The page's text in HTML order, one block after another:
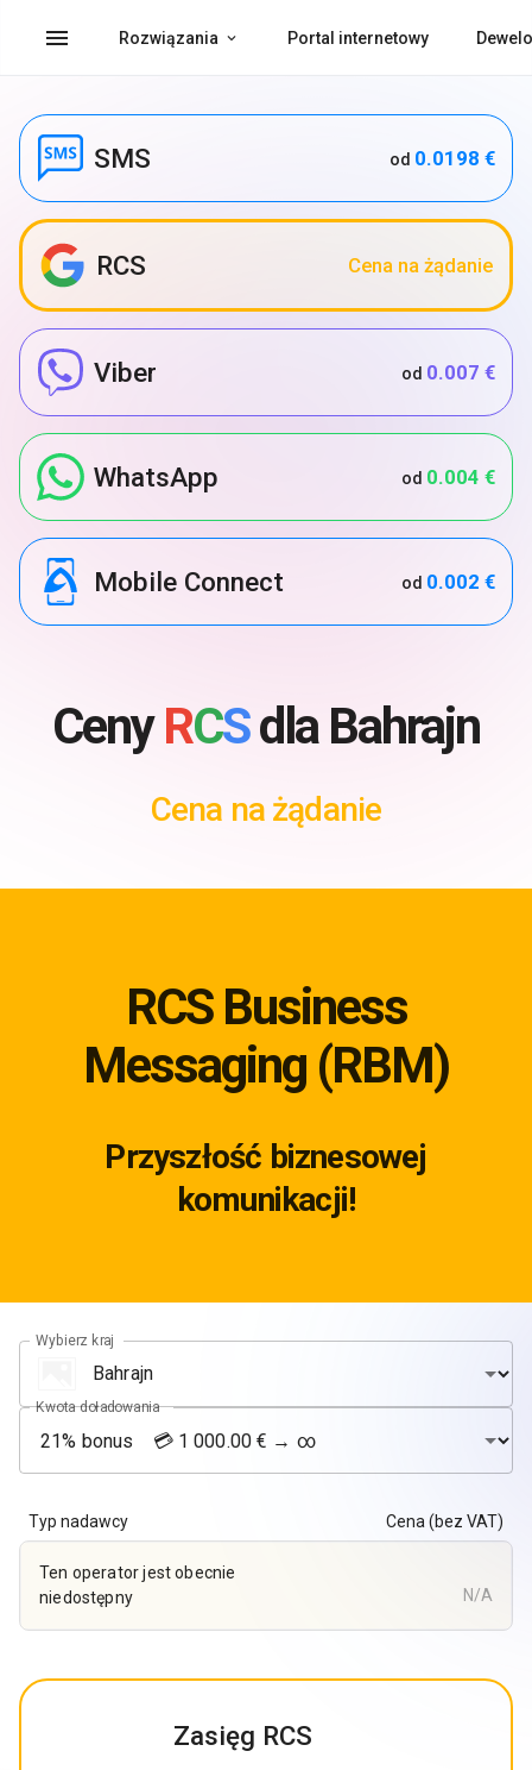
menu Rozwiązania Portal internetowy
SMS od 0.0198 €
RCS Cena na żądanie
Viber od 0.007 €
WhatsApp od 0.004 €
Mobile Connect od 0.002 €
CenyRCSdla Bahrajn
Cena na żądanie
RCS Business
Messaging (RBM)
Przyszłość biznesowej
komunikacji!
Wybierz kraj
Kwota doładowania
Typ nadawcy Cena (bez VAT)
Ten operator jest obecnie
niedostępny
N/A
Zasięg RCS